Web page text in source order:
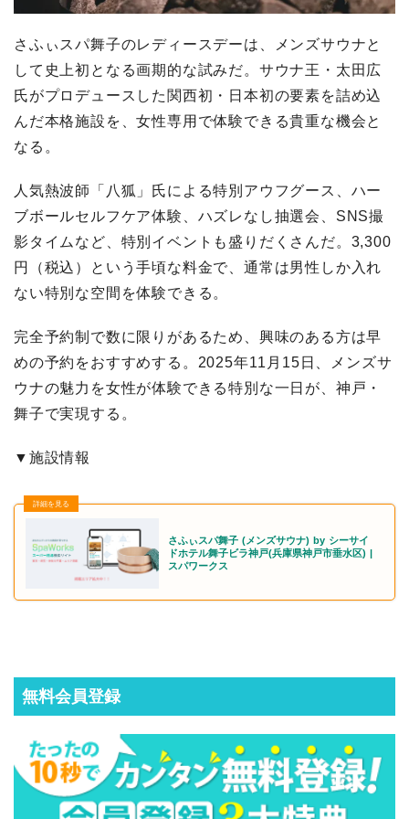
さふぃスパ舞子のレディースデーは、メンズサウナと
して史上初となる画期的な試みだ。サウナ王・太田広
氏がプロデュースした関西初・日本初の要素を詰め込
んだ本格施設を、女性専用で体験できる貴重な機会と
なる。
人気熱波師「八狐」氏による特別アウフグース、ハー
ブボールセルフケア体験、ハズレなし抽選会、SNS撮
影タイムなど、特別イベントも盛りだくさんだ。3,300
円（税込）という手頃な料金で、通常は男性しか入れ
ない特別な空間を体験できる。
完全予約制で数に限りがあるため、興味のある方は早
めの予約をおすすめする。2025年11月15日、メンズサ
ウナの魅力を女性が体験できる特別な一日が、神戸・
舞子で実現する。
▼施設情報
さふぃスパ舞子 (メンズサウナ) by シーサイ
ドホテル舞子ビラ神戸(兵庫県神戸市垂水区) |
スパワークス
無料会員登録